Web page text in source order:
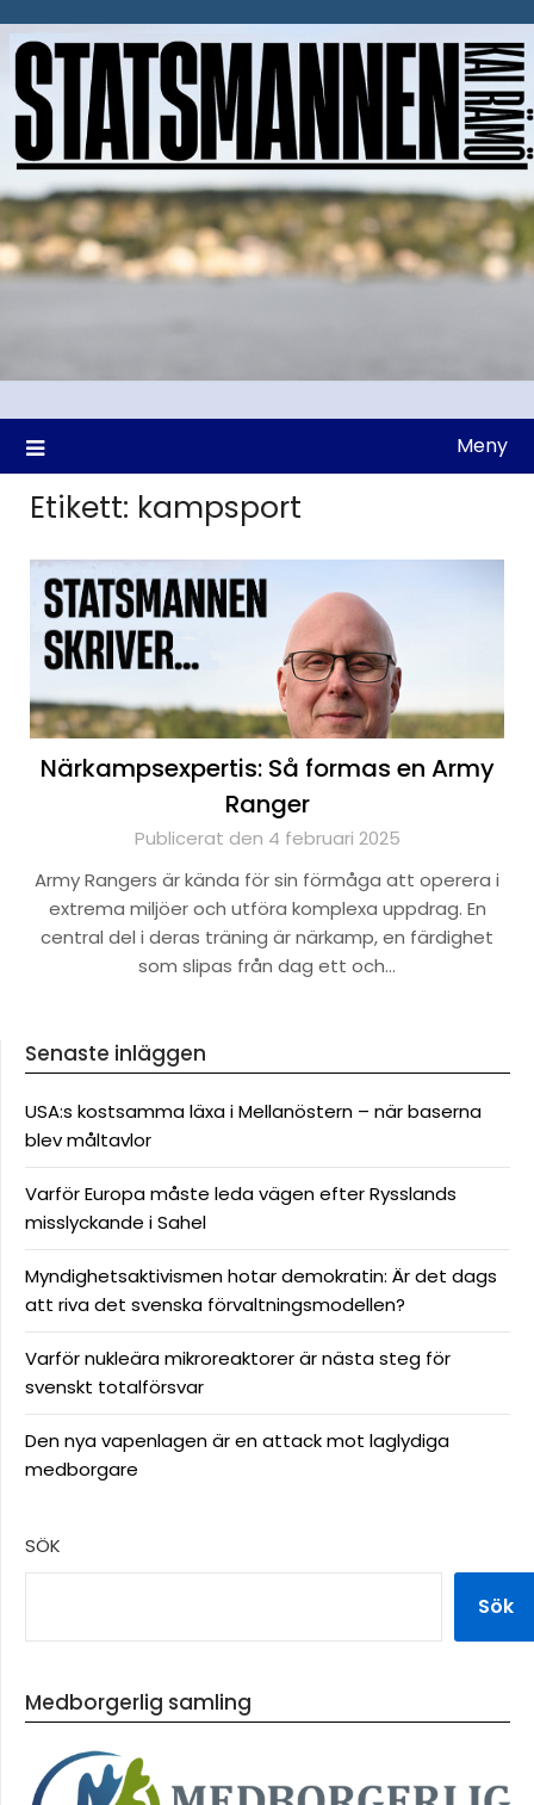
till
Meny
Etikett: kampsport
Närkampsexpertis: Så formas en Army
Ranger
Publicerat den 4 februari 2025
Army Rangers är kända för sin förmåga att operera i
extrema miljöer och utföra komplexa uppdrag. En
central del i deras träning är närkamp, en färdighet
som slipas från dag ett och…
Senaste inläggen
USA:s kostsamma läxa i Mellanöstern – när baserna
blev måltavlor
Varför Europa måste leda vägen efter Rysslands
misslyckande i Sahel
Myndighetsaktivismen hotar demokratin: Är det dags
att riva det svenska förvaltningsmodellen?
Varför nukleära mikroreaktorer är nästa steg för
svenskt totalförsvar
Den nya vapenlagen är en attack mot laglydiga
medborgare
SÖK
Sök
Medborgerlig samling